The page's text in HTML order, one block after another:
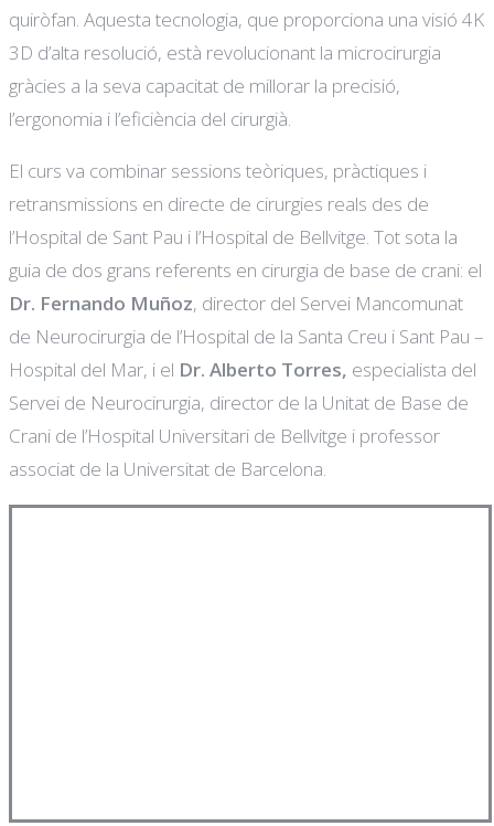
quiròfan. Aquesta tecnologia, que proporciona una visió 4K
3D d’alta resolució, està revolucionant la microcirurgia
gràcies a la seva capacitat de millorar la precisió,
l’ergonomia i l’eficiència del cirurgià.
El curs va combinar sessions teòriques, pràctiques i
retransmissions en directe de cirurgies reals des de
l’Hospital de Sant Pau i l’Hospital de Bellvitge. Tot sota la
guia de dos grans referents en cirurgia de base de crani: el
Dr. Fernando Muñoz, director del Servei Mancomunat
de Neurocirurgia de l’Hospital de la Santa Creu i Sant Pau –
Hospital del Mar, i el Dr. Alberto Torres, especialista del
Servei de Neurocirurgia, director de la Unitat de Base de
Crani de l’Hospital Universitari de Bellvitge i professor
associat de la Universitat de Barcelona.